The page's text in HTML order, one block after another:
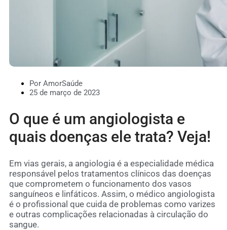
Por AmorSaúde
25 de março de 2023
O que é um angiologista e
quais doenças ele trata? Veja!
Em vias gerais, a angiologia é a especialidade médica
responsável pelos tratamentos clínicos das doenças
que comprometem o funcionamento dos vasos
sanguíneos e linfáticos. Assim, o médico angiologista
é o profissional que cuida de problemas como varizes
e outras complicações relacionadas à circulação do
sangue.